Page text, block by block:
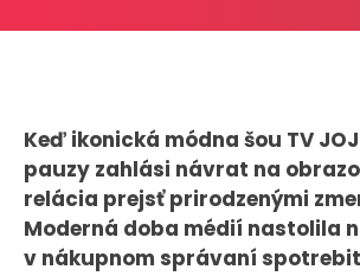
PRESS
Tlačové správy
B2B Rozhovory
Keď ikonická módna šou TV
pauzy zahlási návrat na
relácia prejsť prirodzenými
Moderná doba médií nastolila
v nákupnom správaní